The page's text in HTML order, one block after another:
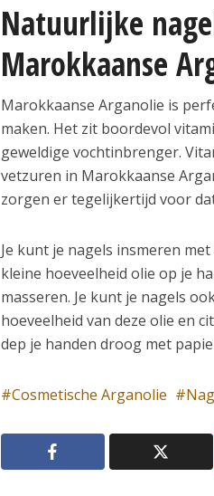
Natuurlijke
Marokkaanse
Marokkaanse Arganolie is
maken. Het zit boordevol
geweldige vochtinbrenger.
vetzuren in Marokkaanse
zorgen er tegelijkertijd voor
Je kunt je nagels insmeren
kleine hoeveelheid olie op je
masseren. Je kunt je nagels
hoeveelheid van deze olie en
dep je handen droog met
Cosmetische Arganolie